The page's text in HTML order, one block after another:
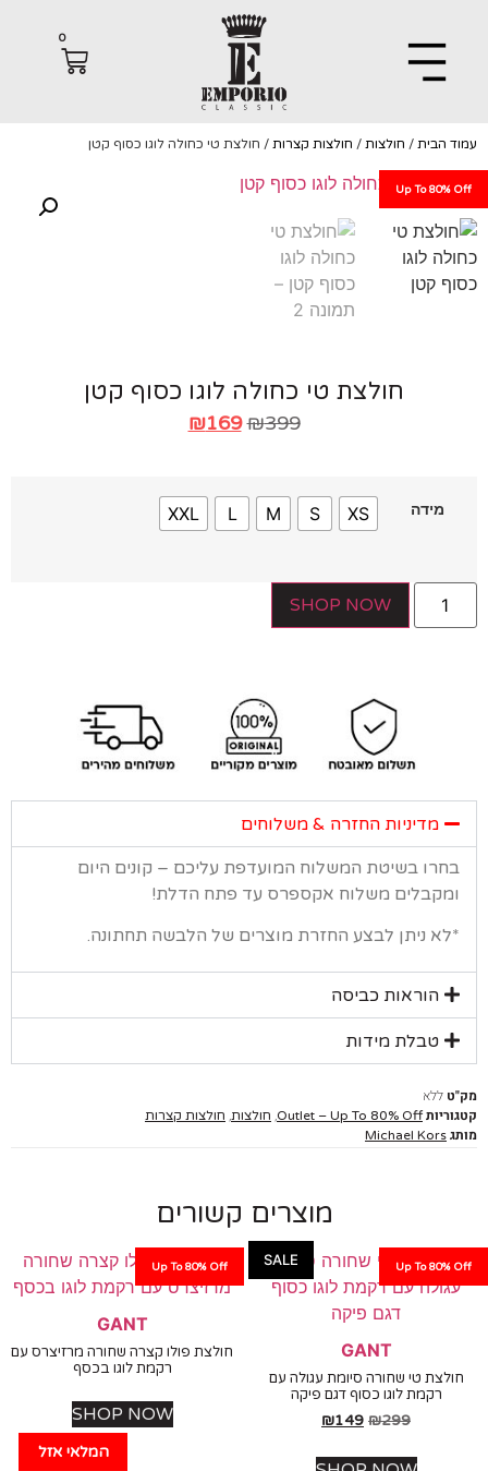
הבית/חולצות /חולצות קצרות / חולצת טי כחולה לוגו כסוף קטן
חולצת טי כחולה לוגו כסוף קטן
₪
₪169
S
M
L
XXL
SHOP NOW
מדיניות החזרה & משלוחים
בשיטת המשלוח המועדפת עליכם – קונים היום
משלוח אקספרס עד פתח הדלת!
ניתן לבצע החזרת מוצרים של הלבשה תחתונה.
הוראות כביסה
טבלת מידות
ללא
Outlet – Up To 80% Off
,חולצות ,חולצות קצרות
Michael Kors
Up To
מוצרים קשורים
SALE Up To
GANT
טי שחורה סיומת עגולה עם
רקמת לוגו כסוף דגם פיקה
₪
₪149
Up To 80% Off
המלאי אזל
GANT
חולצת פולו קצרה שחורה מרזיצרס עם
רקמת לוגו בכסף
SHOP NOW